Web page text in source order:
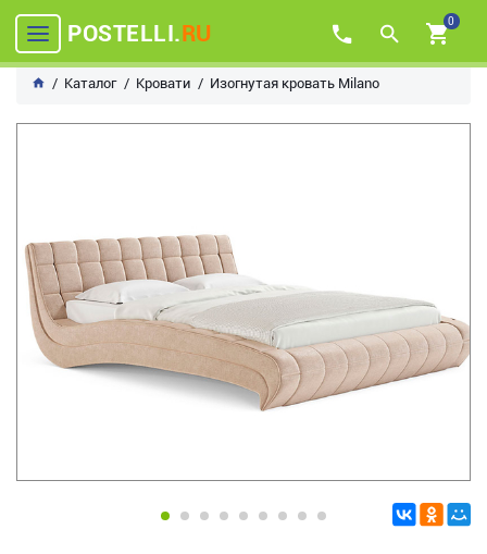
POSTELLI.RU 0
Каталог Кровати Изогнутая кровать Milano